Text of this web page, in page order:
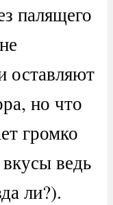
палящего
оставляют
но что
громко
ведь
ли?).